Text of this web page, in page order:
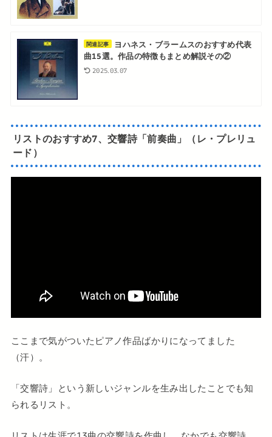
関連記事
ヨハネス・ブラームスのおすすめ代表
曲15選。作品の特徴もまとめ解説その②
2025.03.07
リストのおすすめ7、交響詩「前奏曲」（レ・プレリュ
ード）
ここまで気がついたピアノ作品ばかりになってました
（汗）。
「交響詩」という新しいジャンルを生み出したことでも知
られるリスト。